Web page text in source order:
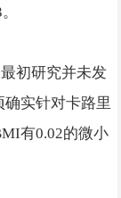
初研究并未发
实针对卡路里
有0.02的微小